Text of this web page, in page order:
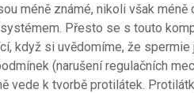
méně známé, nikoli však
Přesto se s touto
když si uvědomíme, že
(narušení regulačních
vede k tvorbě protilátek.